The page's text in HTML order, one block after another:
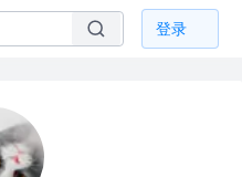
登录